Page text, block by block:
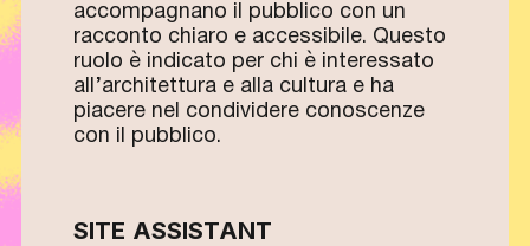
accompagnano il pubblico con un
racconto chiaro e accessibile. Questo
ruolo è indicato per chi è interessato
all’architettura e alla cultura e ha
piacere nel condividere conoscenze
con il pubblico.
SITE ASSISTANT